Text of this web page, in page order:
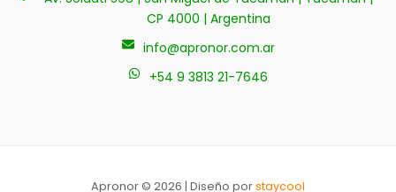
CP 4000 | Argentina
info@apronor.com.ar
+54 9 3813 21-7646
Apronor © 2026 | Diseño porstaycool